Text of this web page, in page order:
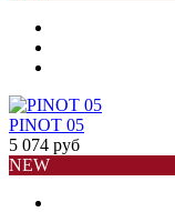
PINOT 05
5 074 руб
NEW